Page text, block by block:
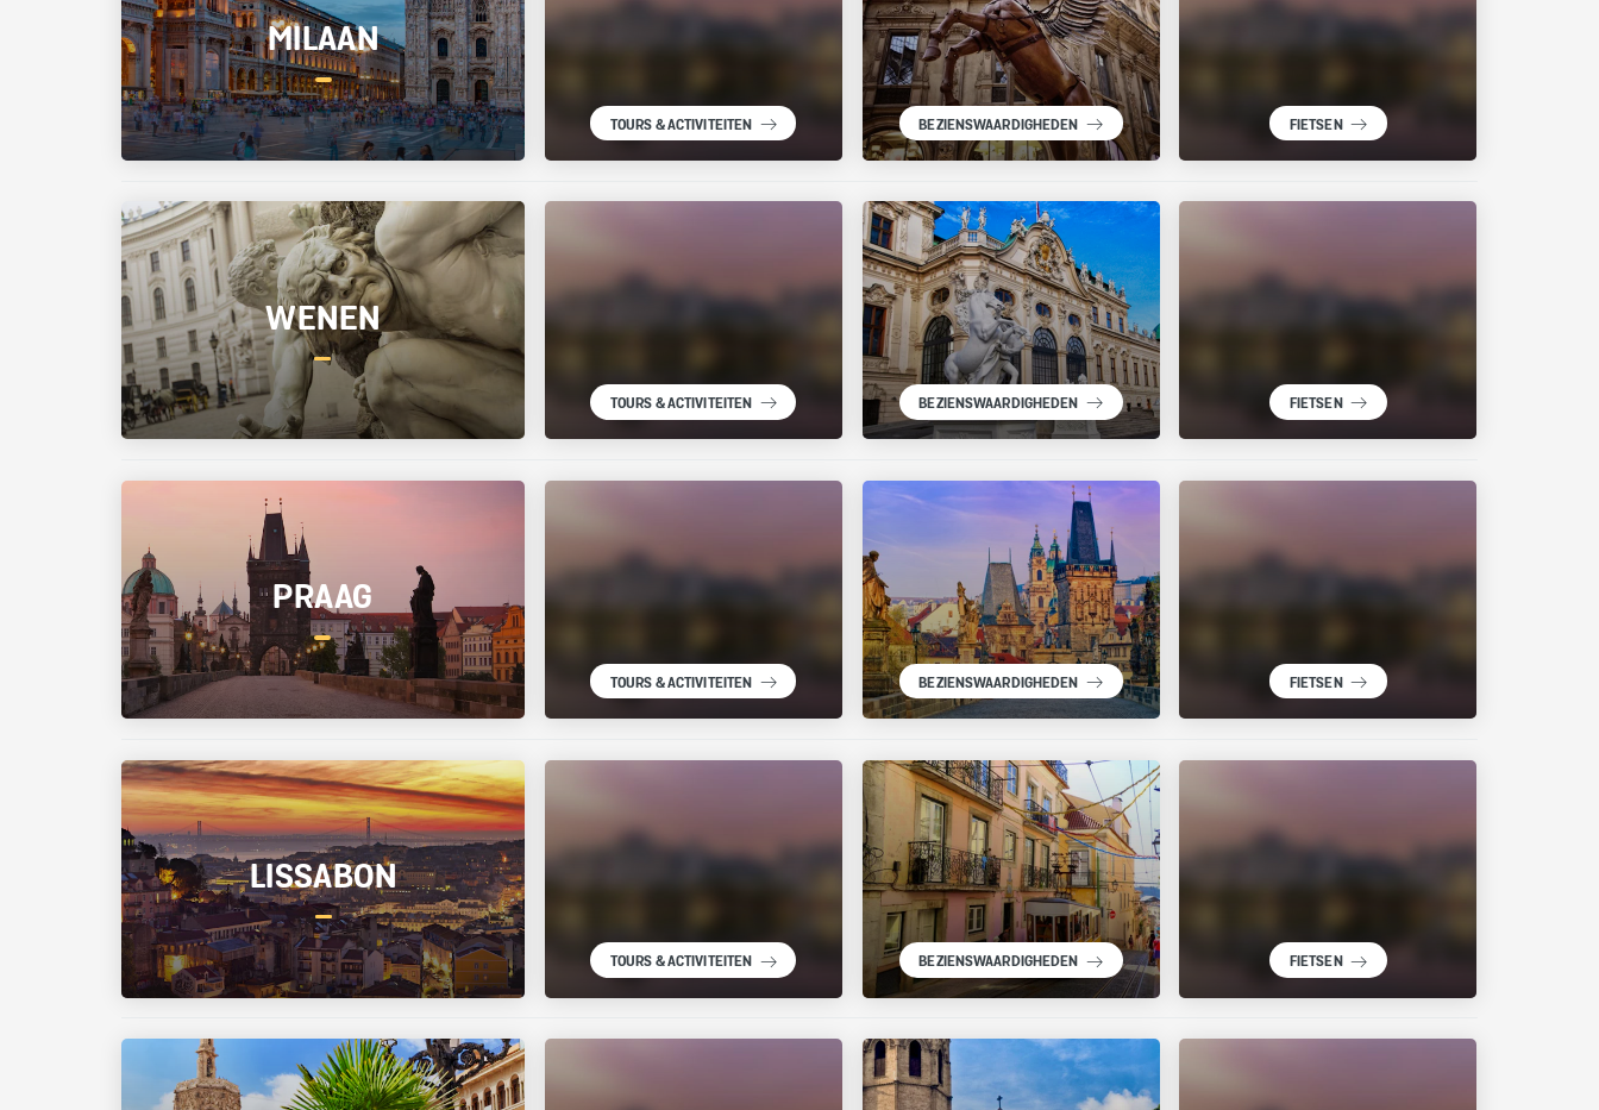
MILAAN
TOURS & ACTIVITEITEN BEZIENSWAARDIGHEDEN FIETSEN
WENEN
TOURS & ACTIVITEITEN BEZIENSWAARDIGHEDEN FIETSEN
PRAAG
TOURS & ACTIVITEITEN BEZIENSWAARDIGHEDEN FIETSEN
LISSABON
TOURS & ACTIVITEITEN BEZIENSWAARDIGHEDEN FIETSEN